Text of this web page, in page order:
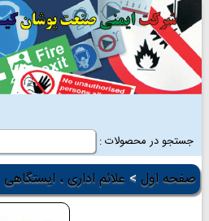
جستجو در محصولات :
صفحه اول > علائم اداری ، ایستگاهی